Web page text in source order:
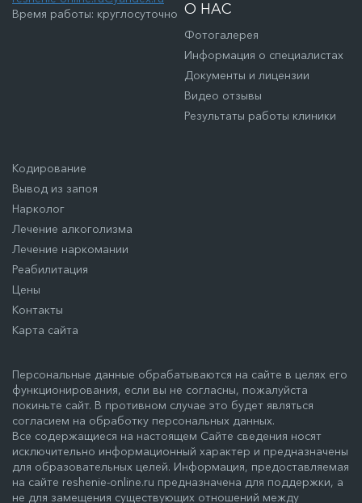
О НАС
Фотогалерея
Информация о специалистах
Документы и лицензии
Видео отзывы
Результаты работы клиники
Кодирование
Вывод из запоя
Нарколог
Лечение алкоголизма
Лечение наркомании
Реабилитация
Цены
Контакты
Карта сайта
Время работы: круглосуточно
Персональные данные обрабатываются на сайте в целях его
функционирования, если вы не согласны, пожалуйста
покиньте сайт. В противном случае это будет являться
согласием на обработку персональных данных.
Все содержащиеся на настоящем Сайте сведения носят
исключительно информационный характер и предназначены
для образовательных целей. Информация, предоставляемая
на сайте reshenie-online.ru предназначена для поддержки, а
не для замещения существующих отношений между